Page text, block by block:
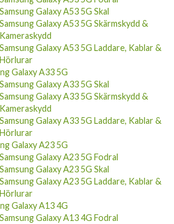
Samsung Galaxy A53 5G Skärmskydd &
Kameraskydd
Samsung Galaxy A53 5G Laddare, Kablar &
Hörlurar
Galaxy A33 5G
Samsung Galaxy A33 5G Skal
Samsung Galaxy A33 5G Skärmskydd &
Kameraskydd
Samsung Galaxy A33 5G Laddare, Kablar &
Hörlurar
Galaxy A23 5G
Samsung Galaxy A23 5G Fodral
Samsung Galaxy A23 5G Skal
Samsung Galaxy A23 5G Laddare, Kablar &
Hörlurar
Galaxy A13 4G
Samsung Galaxy A13 4G Fodral
Samsung Galaxy A13 4G Skal